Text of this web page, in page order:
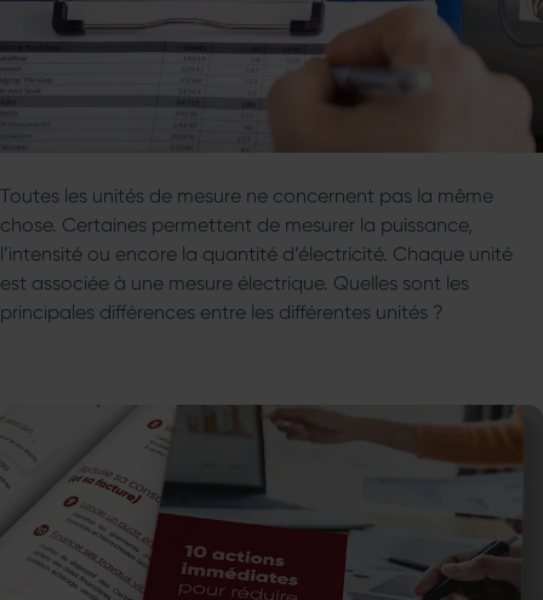
Toutes les unités de mesure ne concernent pas la même
chose. Certaines permettent de mesurer la puissance,
l’intensité ou encore la quantité d’électricité. Chaque unité
est associée à une mesure électrique. Quelles sont les
principales différences entre les différentes unités ?